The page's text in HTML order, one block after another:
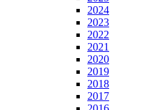
2024
2023
2022
2021
2020
2019
2018
2017